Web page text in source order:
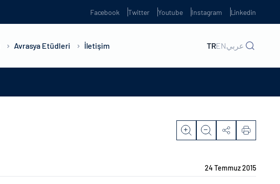
Facebook Twitter Youtube Instagram Linkedin
Avrasya Etüdleri İletişim TRENعربي
24 Temmuz 2015